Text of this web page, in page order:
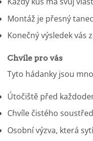
Montáž je přesný tanec
Konečný výsledek vás
Chvíle pro vás
Tyto hádanky jsou
Útočiště před
Chvíle čistého
Osobní výzva, která